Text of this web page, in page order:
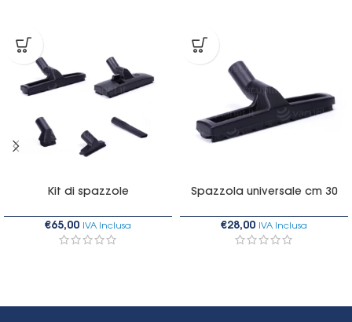
Kit di spazzole
€65,00 IVA Inclusa
Spazzola universale cm 30
€28,00 IVA Inclusa